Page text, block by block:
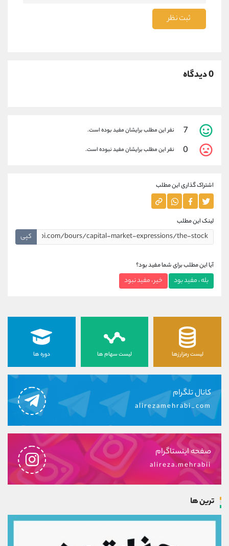
ثبت نظر
0 دیدگاه
7 نفر این مطلب برایشان مفید بوده است.
0 نفر این مطلب برایشان مفید نبوده است.
اشتراک گذاری این مطلب
لینک این مطلب
کپی
آیا این مطلب برای شما مفید بود؟
بله ، مفید بود خیر ، مفید نبود
لیست رمزارزها لیست سهام ها دوره ها
کانال تلگرام
alirezamehrabi_com
صفحه اینستاگرام
alireza.mehrabii
ترین ها